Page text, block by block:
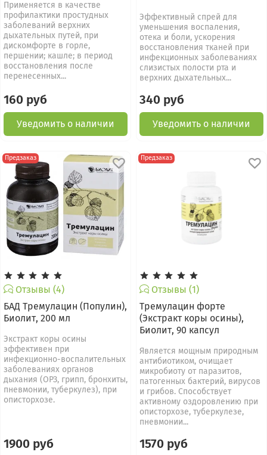
Применяется в качестве
профилактики простудных
заболеваний верхних
дыхательных путей, при
дискомфорте в горле,
першении; кашле; в период
восстановления после
перенесенных...
160 руб
Уведомить о наличии
Эффективный спрей для
уменьшения воспаления,
отека и боли, ускорения
восстановления тканей при
инфекционных заболеваниях
слизистых полости рта и
верхних дыхательных...
340 руб
Уведомить о наличии
Предзаказ
Отзывы (4)
БАД Тремулацин (Популин),
Биолит, 200 мл
Экстракт коры осины
эффективен при
инфекционно-воспалительных
заболеваниях органов
дыхания (ОРЗ, грипп, бронхиты,
пневмонии, туберкулез), при
описторхозе.
1900 руб
Предзаказ
Отзывы (1)
Тремулацин форте
(Экстракт коры осины),
Биолит, 90 капсул
Является мощным природным
антибиотиком, очищает
микробиоту от паразитов,
патогенных бактерий, вирусов
и грибов. Способствует
активному оздоровлению при
описторхозе, туберкулезе,
пневмонии...
1570 руб